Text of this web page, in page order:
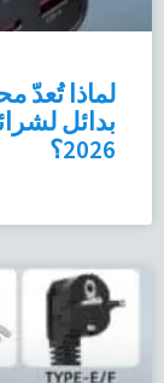
لماذا تُعدّ
بدائل
2026؟